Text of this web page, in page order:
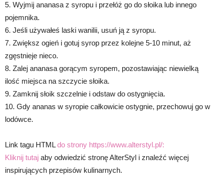
5. Wyjmij ananasa z syropu i przełóż go do słoika lub innego
pojemnika.
6. Jeśli używałeś laski wanilii, usuń ją z syropu.
7. Zwiększ ogień i gotuj syrop przez kolejne 5-10 minut, aż
zgęstnieje nieco.
8. Zalej ananasa gorącym syropem, pozostawiając niewielką
ilość miejsca na szczycie słoika.
9. Zamknij słoik szczelnie i odstaw do ostygnięcia.
10. Gdy ananas w syropie całkowicie ostygnie, przechowuj go w
lodówce.
Link tagu HTMLdo strony https://www.alterstyl.pl/:
Kliknij tutaj aby odwiedzić stronę AlterStyl i znaleźć więcej
inspirujących przepisów kulinarnych.